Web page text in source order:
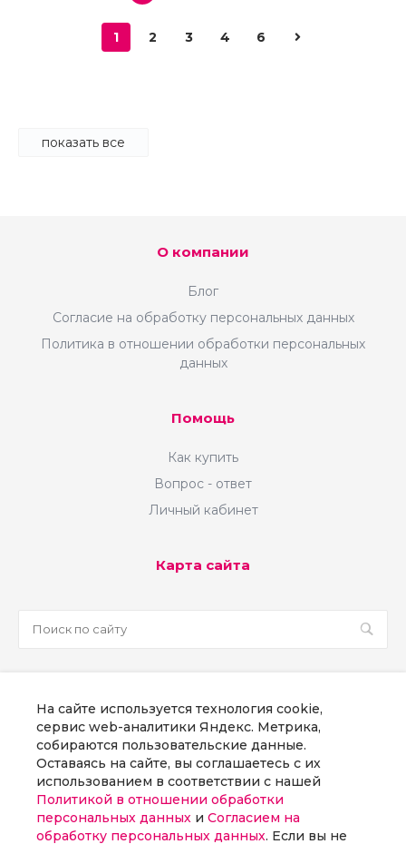
1 2 3 4 6
показать все
О компании
Блог
Согласие на обработку персональных данных
Политика в отношении обработки персональных
данных
Помощь
Как купить
Вопрос - ответ
Личный кабинет
Карта сайта
8 800 300 58 70
г. Москва, наб Пресненская, д. 8, стр. 1
Заказать звонок
На сайте используется технология cookie,
сервис web-аналитики Яндекс. Метрика,
собираются пользовательские данные.
Оставаясь на сайте, вы соглашаетесь с их
использованием в соответствии с нашей
Политикой в отношении обработки
персональных данных и Согласием на
обработку персональных данных. Если вы не